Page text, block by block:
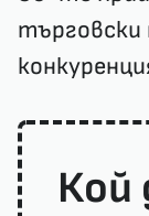
търговски
Кой